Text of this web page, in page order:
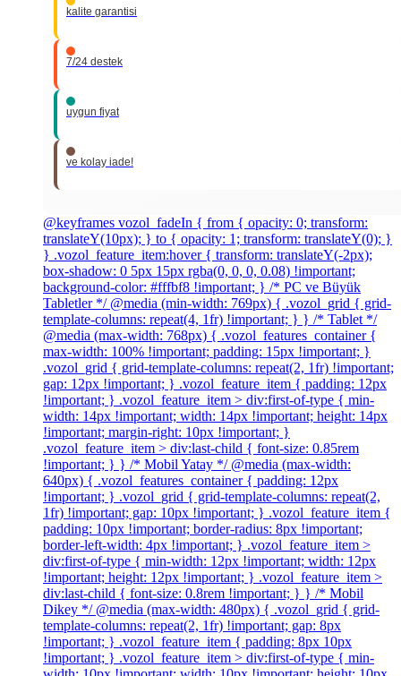
kalite garantisi
7/24 destek
uygun fiyat
ve kolay iade!
@keyframes vozol_fadeIn { from { opacity: 0; transform:
translateY(10px); } to { opacity: 1; transform: translateY(0); }
} .vozol_feature_item:hover { transform: translateY(-2px);
box-shadow: 0 5px 15px rgba(0, 0, 0, 0.08) !important;
background-color: #fffbf8 !important; } /* PC ve Büyük
Tabletler */ @media (min-width: 769px) { .vozol_grid { grid-
template-columns: repeat(4, 1fr) !important; } } /* Tablet */
@media (max-width: 768px) { .vozol_features_container {
max-width: 100% !important; padding: 15px !important; }
.vozol_grid { grid-template-columns: repeat(2, 1fr) !important;
gap: 12px !important; } .vozol_feature_item { padding: 12px
!important; } .vozol_feature_item > div:first-of-type { min-
width: 14px !important; width: 14px !important; height: 14px
!important; margin-right: 10px !important; }
.vozol_feature_item > div:last-child { font-size: 0.85rem
!important; } } /* Mobil Yatay */ @media (max-width:
640px) { .vozol_features_container { padding: 12px
!important; } .vozol_grid { grid-template-columns: repeat(2,
1fr) !important; gap: 10px !important; } .vozol_feature_item {
padding: 10px !important; border-radius: 8px !important;
border-left-width: 4px !important; } .vozol_feature_item >
div:first-of-type { min-width: 12px !important; width: 12px
!important; height: 12px !important; } .vozol_feature_item >
div:last-child { font-size: 0.8rem !important; } } /* Mobil
Dikey */ @media (max-width: 480px) { .vozol_grid { grid-
template-columns: repeat(2, 1fr) !important; gap: 8px
!important; } .vozol_feature_item { padding: 8px 10px
!important; } .vozol_feature_item > div:first-of-type { min-